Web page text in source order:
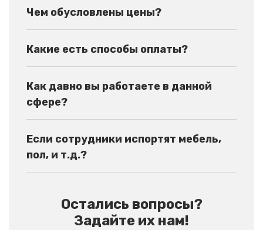
Чем обусловлены цены?
Какие есть способы оплаты?
Как давно вы работаете в данной
сфере?
Если сотрудники испортят мебель,
пол, и т.д.?
Остались вопросы?
Задайте их нам!